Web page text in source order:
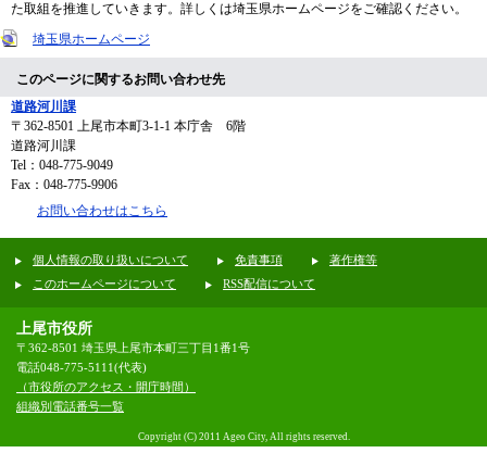
た取組を推進していきます。詳しくは埼玉県ホームページをご確認ください。
埼玉県ホームページ
このページに関するお問い合わせ先
道路河川課
〒362-8501 上尾市本町3-1-1 本庁舎 6階
道路河川課
Tel：048-775-9049
Fax：048-775-9906
お問い合わせはこちら
個人情報の取り扱いについて 免責事項
著作権等
このホームページについて
RSS配信について
上尾市役所
〒362-8501 埼玉県上尾市本町三丁目1番1号
電話048-775-5111(代表)
（市役所のアクセス・開庁時間）
組織別電話番号一覧
Copyright (C) 2011 Ageo City, All rights reserved.